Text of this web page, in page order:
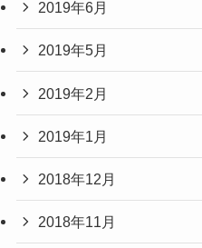
2019年6月
2019年5月
2019年2月
2019年1月
2018年12月
2018年11月